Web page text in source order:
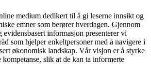
medium dedikert til å gi leserne innsikt og
emner som berører hverdagen. Gjennom
informasjon presenterer vi
som hjelper enkeltpersoner med å navigere i
økonomisk landskap. Vår visjon er å styrke
kompetanse, slik at de kan ta informerte